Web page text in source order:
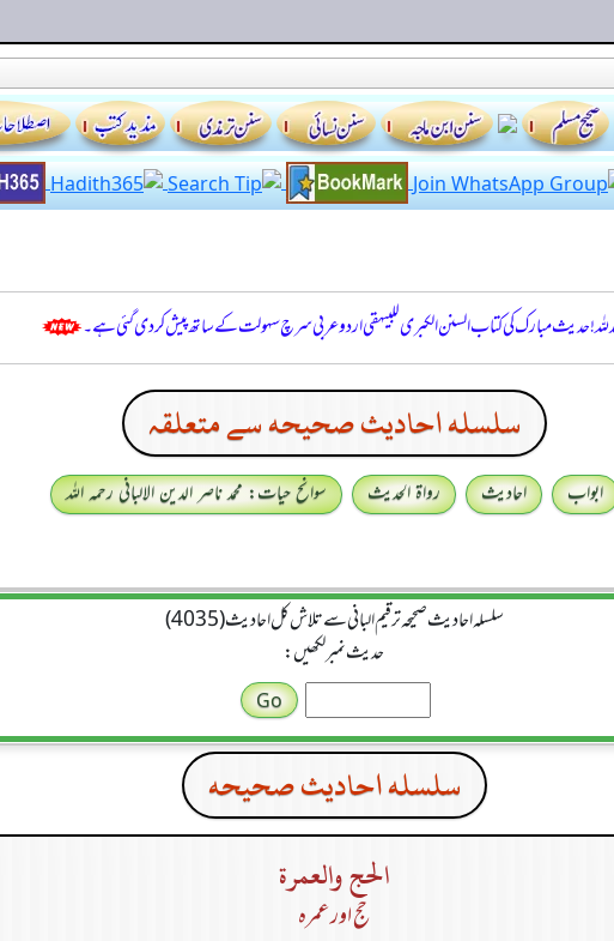
حدیث مبارک کی کتاب السنن الكبرى للبيهقي اردو عربی سرچ سہولت کے ساتھ پیش کر دی گئی ہے۔
سلسله احاديث صحيحه سے متعلقہ
ابواب احادیث رواۃ الحدیث
سوانح حیات: محمد ناصر الدین الالبانی رحمہ اللہ
سلسله احاديث صحيحه ترقیم البانی سے تلاش کل احادیث (4035)
حدیث نمبر لکھیں:
سلسله احاديث صحيحه
الحج والعمرة
حج اور عمرہ